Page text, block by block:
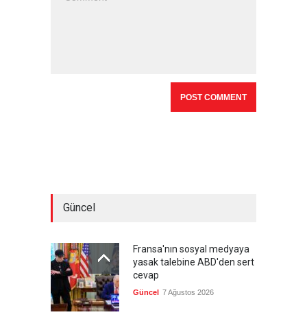
Güncel
Fransa'nın sosyal medyaya
yasak talebine ABD'den sert
cevap
Güncel 7 Ağustos 2026